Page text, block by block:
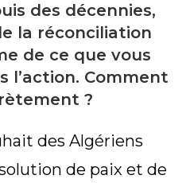
des décennies,
la réconciliation
de ce que vous
l’action. Comment
?
des Algériens
solution de paix et de